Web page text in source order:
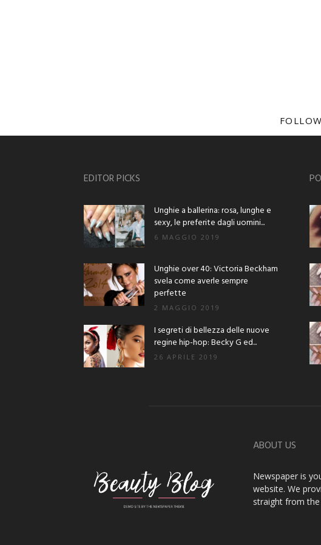
EDITOR PICKS
Unghie a ballerina: rosa, lunghe e
sexy, le preferite dagli uomini...
6 MAGGIO 2019
Unghie over 40: Victoria Beckham
svela come averle sempre
perfette
2 MAGGIO 2019
I segreti di bellezza delle nuove
regine hip-hop: Becky G ed...
26 APRILE 2019
ABOUT US
Newspaper is
website. We
straight from